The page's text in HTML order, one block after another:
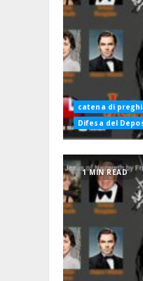
catena di
Difesa del
1 MIN READ